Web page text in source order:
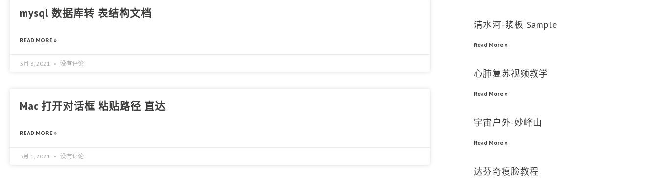
mysql 数据库转 表结构文档
READ MORE »
3月 3, 2021 没有评论
Mac 打开对话框 粘贴路径 直达
READ MORE »
3月 1, 2021 没有评论
清水河-浆板 Sample
Read More »
心肺复苏视频教学
Read More »
宇宙户外-妙峰山
Read More »
达芬奇瘦脸教程